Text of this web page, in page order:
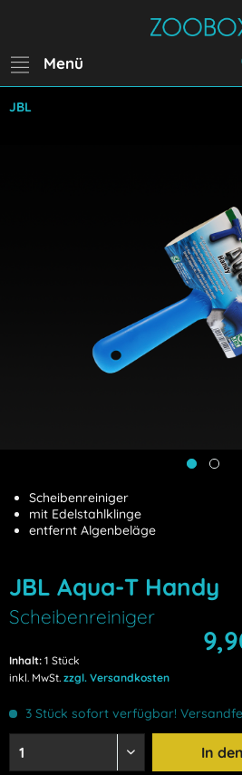
Menü
JBL
Scheibenreiniger
mit Edelstahlklinge
entfernt Algenbeläge
JBL Aqua-T Handy
Scheibenreiniger
Inhalt: 1 Stück
inkl. MwSt. zzgl. Versandkosten
3 Stück sofort verfügbar!
In den